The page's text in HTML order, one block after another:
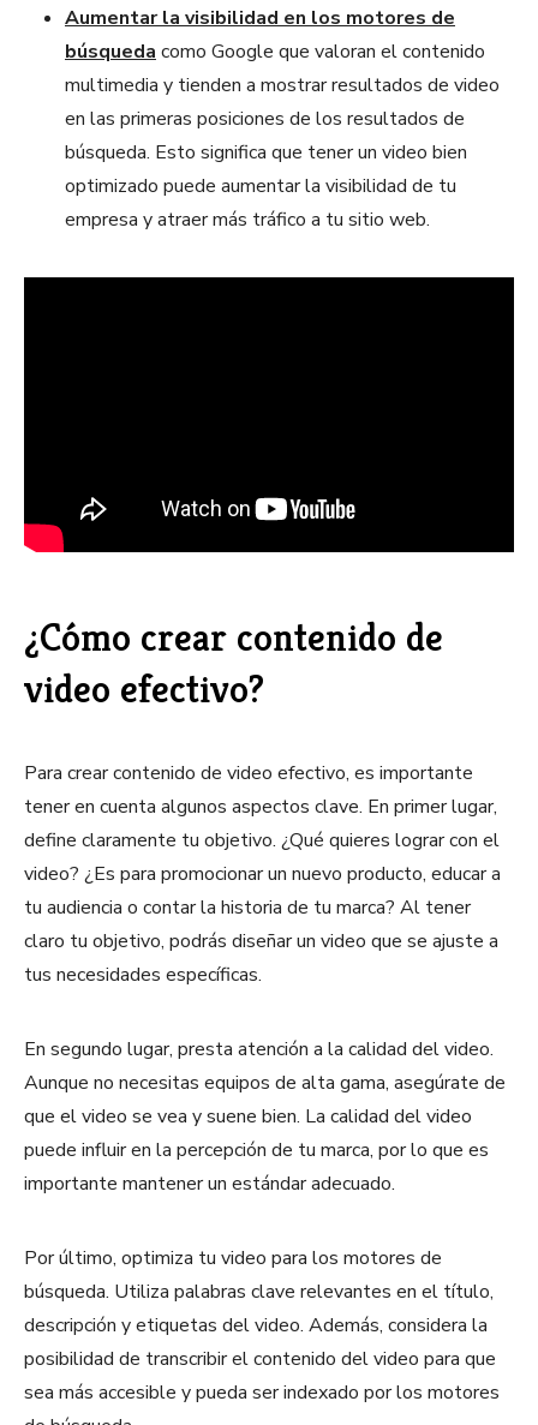
Aumentar la visibilidad en los motores de
búsqueda como Google que valoran el contenido
multimedia y tienden a mostrar resultados de video
en las primeras posiciones de los resultados de
búsqueda. Esto significa que tener un video bien
optimizado puede aumentar la visibilidad de tu
empresa y atraer más tráfico a tu sitio web.
¿Cómo crear contenido de
video efectivo?
Para crear contenido de video efectivo, es importante
tener en cuenta algunos aspectos clave. En primer lugar,
define claramente tu objetivo. ¿Qué quieres lograr con el
video? ¿Es para promocionar un nuevo producto, educar a
tu audiencia o contar la historia de tu marca? Al tener
claro tu objetivo, podrás diseñar un video que se ajuste a
tus necesidades específicas.
En segundo lugar, presta atención a la calidad del video.
Aunque no necesitas equipos de alta gama, asegúrate de
que el video se vea y suene bien. La calidad del video
puede influir en la percepción de tu marca, por lo que es
importante mantener un estándar adecuado.
Por último, optimiza tu video para los motores de
búsqueda. Utiliza palabras clave relevantes en el título,
descripción y etiquetas del video. Además, considera la
posibilidad de transcribir el contenido del video para que
sea más accesible y pueda ser indexado por los motores